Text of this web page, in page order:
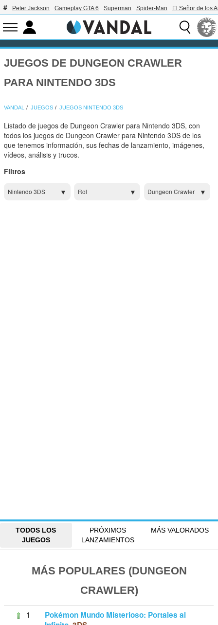
Peter Jackson Gameplay GTA 6 Superman Spider-Man El Señor de los
JUEGOS DE DUNGEON CRAWLER
PARA NINTENDO 3DS
VANDAL JUEGOS JUEGOS NINTENDO 3DS
Listado de juegos de Dungeon Crawler para Nintendo 3DS, con
todos los juegos de Dungeon Crawler para Nintendo 3DS de los
que tenemos información, sus fechas de lanzamiento, imágenes,
vídeos, análisis y trucos.
Filtros
Nintendo 3DS Rol Dungeon Crawler
TODOS LOS
JUEGOS
PRÓXIMOS
LANZAMIENTOS
MÁS VALORADOS
MÁS POPULARES (DUNGEON
CRAWLER)
1
Pokémon Mundo Misterioso: Portales al